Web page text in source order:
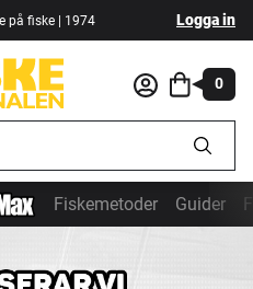
på fiske | 1974 Logga in
0
Fiskemetoder Guider